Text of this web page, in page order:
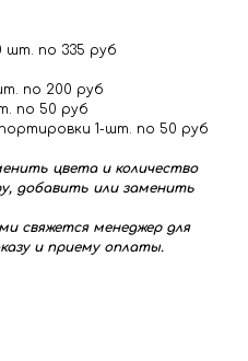
шт. по 335 руб
по 200 руб
по 50 руб
1-шт. по 50 руб
цвета и количество
добавить или заменить
свяжется менеджер для
и приему оплаты.